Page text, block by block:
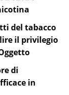
del tabacco
il privilegio
di
in